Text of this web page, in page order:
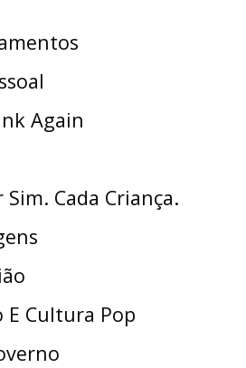
Again
Cada Criança.
Cultura Pop